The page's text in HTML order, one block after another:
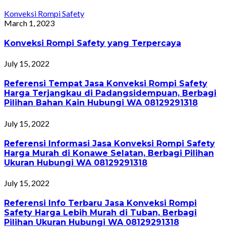
Konveksi Rompi Safety
March 1, 2023
Konveksi Rompi Safety yang Terpercaya
July 15, 2022
Referensi Tempat Jasa Konveksi Rompi Safety
Harga Terjangkau di Padangsidempuan, Berbagi
Pilihan Bahan Kain Hubungi WA 08129291318
July 15, 2022
Referensi Informasi Jasa Konveksi Rompi Safety
Harga Murah di Konawe Selatan, Berbagi Pilihan
Ukuran Hubungi WA 08129291318
July 15, 2022
Referensi Info Terbaru Jasa Konveksi Rompi
Safety Harga Lebih Murah di Tuban, Berbagi
Pilihan Ukuran Hubungi WA 08129291318